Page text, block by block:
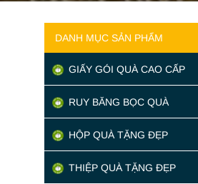
DANH MỤC SẢN PHẨM
GIẤY GÓI QUÀ CAO CẤP
RUY BĂNG BỌC QUÀ
HỘP QUÀ TẶNG ĐẸP
THIỆP QUÀ TẶNG ĐẸP